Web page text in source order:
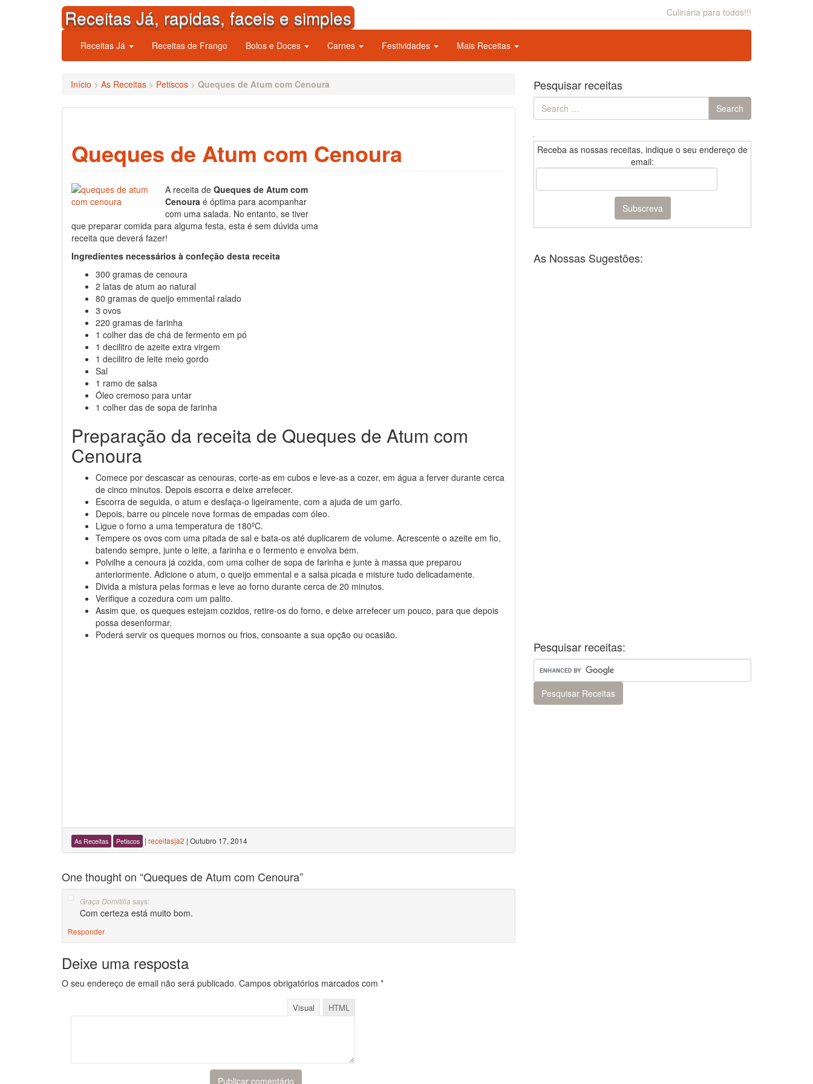
Receitas Já, rapidas, faceis e simples Culinária para todos!!!
Receitas Já Receitas de Frango Bolos e Doces Carnes Festividades Mais Receitas
Início > As Receitas > Petiscos > Queques de Atum com Cenoura
Queques de Atum com Cenoura
A receita de Queques de Atum com
Cenoura é óptima para acompanhar
com uma salada. No entanto, se tiver
que preparar comida para alguma festa, esta é sem dúvida uma
receita que deverá fazer!
Ingredientes necessários à confeção desta receita
300 gramas de cenoura
2 latas de atum ao natural
80 gramas de queijo emmental ralado
3 ovos
220 gramas de farinha
1 colher das de chá de fermento em pó
1 decilitro de azeite extra virgem
1 decilitro de leite meio gordo
Sal
1 ramo de salsa
Óleo cremoso para untar
1 colher das de sopa de farinha
Preparação da receita de Queques de Atum com
Cenoura
Comece por descascar as cenouras, corte-as em cubos e leve-as a cozer, em água a ferver durante cerca
de cinco minutos. Depois escorra e deixe arrefecer.
Escorra de seguida, o atum e desfaça-o ligeiramente, com a ajuda de um garfo.
Depois, barre ou pincele nove formas de empadas com óleo.
Ligue o forno a uma temperatura de 180ºC.
Tempere os ovos com uma pitada de sal e bata-os até duplicarem de volume. Acrescente o azeite em fio,
batendo sempre, junte o leite, a farinha e o fermento e envolva bem.
Polvilhe a cenoura já cozida, com uma colher de sopa de farinha e junte à massa que preparou
anteriormente. Adicione o atum, o queijo emmental e a salsa picada e misture tudo delicadamente.
Divida a mistura pelas formas e leve ao forno durante cerca de 20 minutos.
Verifique a cozedura com um palito.
Assim que, os queques estejam cozidos, retire-os do forno, e deixe arrefecer um pouco, para que depois
possa desenformar.
Poderá servir os queques mornos ou frios, consoante a sua opção ou ocasião.
As Receitas Petiscos | receitasja2 | Outubro 17, 2014
One thought on “Queques de Atum com Cenoura”
Graça Domitilia says:
Com certeza está muito bom.
Responder
Deixe uma resposta
O seu endereço de email não será publicado. Campos obrigatórios marcados com *
Visual HTML
Pesquisar receitas
Search
for:
Search
Receba as nossas receitas, indique o seu endereço de
email:
As Nossas Sugestões:
Pesquisar receitas: